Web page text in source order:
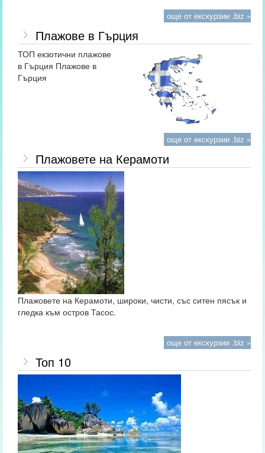
още от екскурзии .biz »
Плажове в Гърция
ТОП екзотични плажове
в Гърция Плажове в
Гърция
още от екскурзии .biz »
Плажовете на Керамоти
Плажовете на Керамоти, широки, чисти, със ситен пясък и
гледка към остров Тасос.
още от екскурзии .biz »
Топ 10